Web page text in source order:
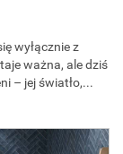
wyłącznie z
ważna, ale dziś
– jej światło,...